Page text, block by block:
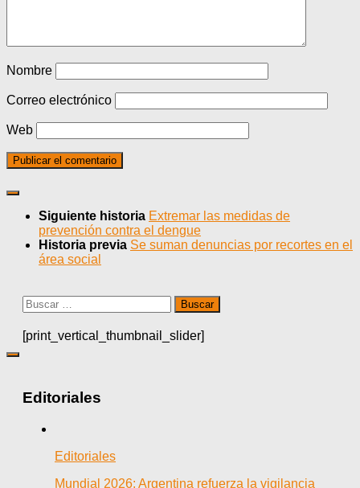
Nombre
Correo electrónico
Web
Siguiente historia Extremar las medidas de
prevención contra el dengue
Historia previa Se suman denuncias por recortes en el
área social
Buscar:
[print_vertical_thumbnail_slider]
Editoriales
Editoriales
Mundial 2026: Argentina refuerza la vigilancia